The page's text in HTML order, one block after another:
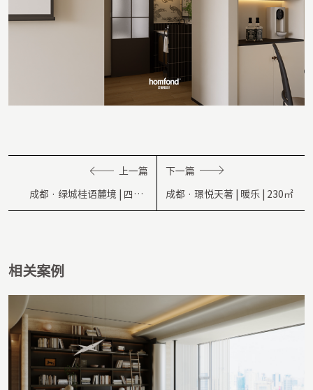
上一篇
成都 · 绿城桂语麓境 | 四时 |
100㎡
下一篇
成都 · 璟悦天著 | 暖乐 | 230㎡
相关案例